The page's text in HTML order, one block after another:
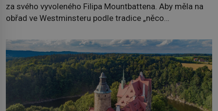
za svého vyvoleného Filipa Mountbattena. Aby měla na
obřad ve Westminsteru podle tradice „něco
soukromé kolekce – diamantovou tiáru královny Marie.
„Je to ošklivá špičatá tiára,“ zhodnotil klenot britský
politik Sir Henry Channon (1897–1958), když si […]